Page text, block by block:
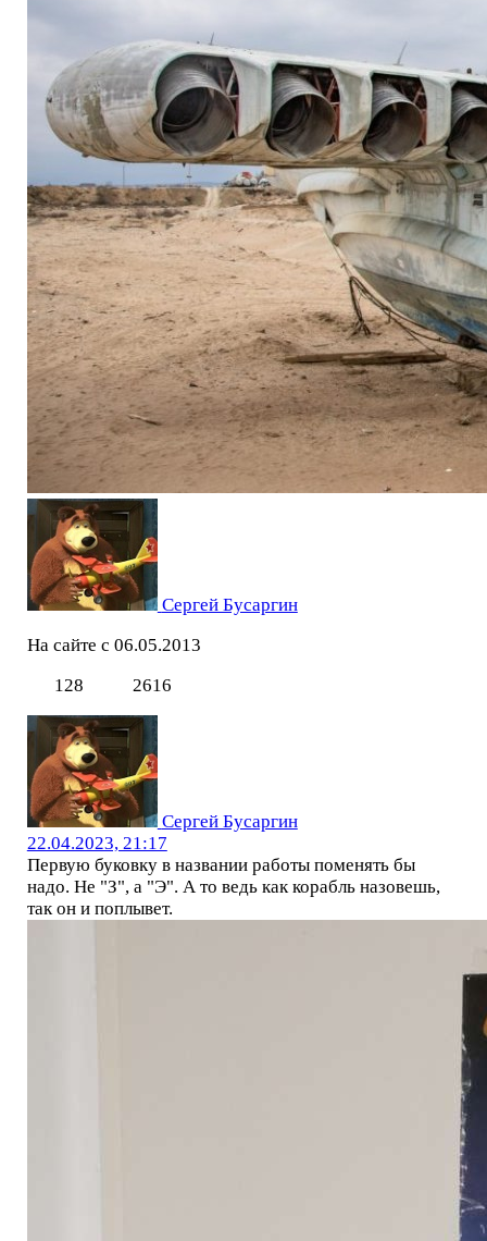
Сергей Бусаргин
На сайте с 06.05.2013
128
2616
Сергей Бусаргин
22.04.2023, 21:17
Первую буковку в названии работы поменять бы
надо. Не "З", а "Э". А то ведь как корабль назовешь,
так он и поплывет.